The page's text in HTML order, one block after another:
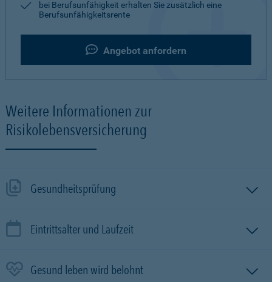
bei Berufsunfähigkeit erhalten Sie zusätzlich eine
Berufsunfähigkeitsrente
Angebot anfordern
Weitere Informationen zur
Risikolebensversicherung
Gesundheitsprüfung
Eintrittsalter und Laufzeit
Gesund leben wird belohnt